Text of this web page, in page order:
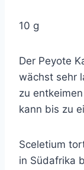
10 g
Der Peyote
wächst sehr
zu
kann bis zu
Sceletium
in Südafrika